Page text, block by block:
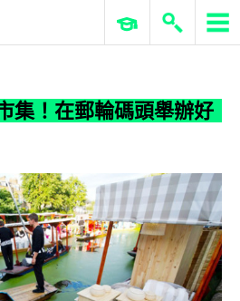
上市集！在郵輪碼頭舉辦好嗎？
ERP 與商業 AI
集！在郵輪碼頭舉辦好